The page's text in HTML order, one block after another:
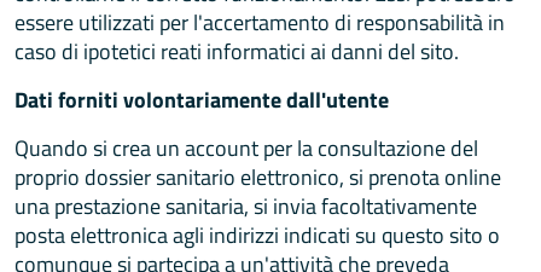
essere utilizzati per l'accertamento di responsabilità in
caso di ipotetici reati informatici ai danni del sito.
Dati forniti volontariamente dall'utente
Quando si crea un account per la consultazione del
proprio dossier sanitario elettronico, si prenota online
una prestazione sanitaria, si invia facoltativamente
posta elettronica agli indirizzi indicati su questo sito o
comunque si partecipa a un'attività che preveda